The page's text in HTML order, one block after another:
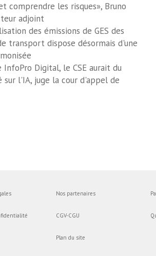
comprendre les risques», Bruno
adjoint
des émissions de GES des
transport dispose désormais d'une
InfoPro Digital, le CSE aurait du
l'IA, juge la cour d'appel de
Nos partenaires
CGV-CGU
Plan du site